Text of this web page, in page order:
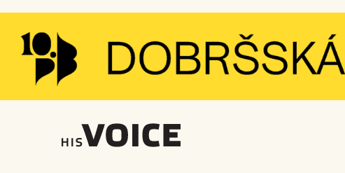
Přeskočit
obsah